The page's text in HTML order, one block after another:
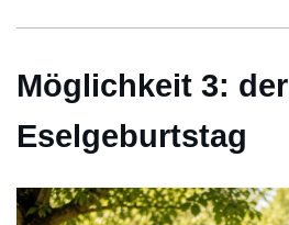
Möglichkeit 3: der
Eselgeburtstag